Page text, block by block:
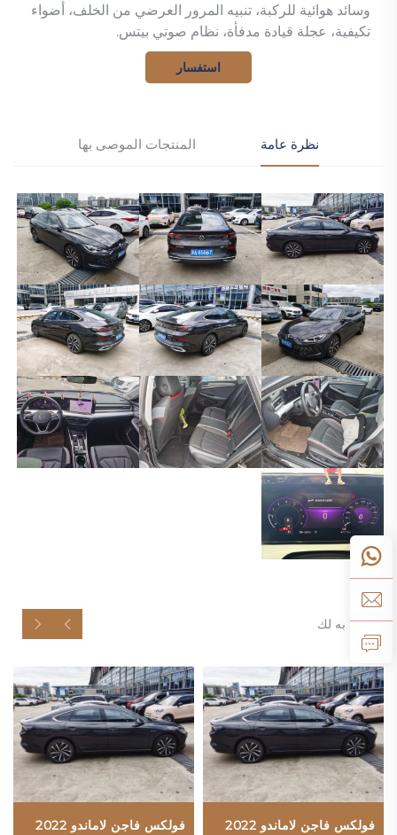
وسائد هوائية للركبة، تنبيه المرور العرضي من الخلف، أضواء
تكيفية، عجلة قيادة مدفأة، نظام صوتي بيتس.
استفسار
نظرة عامة المنتجات الموصى بها
موصى به لك
فولكس فاجن لاماندو 2022 فولكس فاجن لاماندو 2022